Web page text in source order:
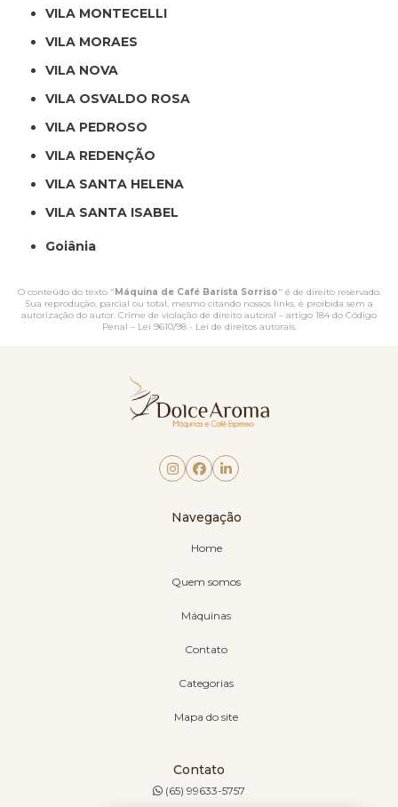
VILA MONTECELLI
VILA MORAES
VILA NOVA
VILA OSVALDO ROSA
VILA PEDROSO
VILA REDENÇÃO
VILA SANTA HELENA
VILA SANTA ISABEL
Goiânia
O conteúdo do texto " Máquina de Café Barista Sorriso" é de direito reservado.
Sua reprodução, parcial ou total, mesmo citando nossos links, é proibida sem a
autorização do autor. Crime de violação de direito autoral – artigo 184 do Código
Penal – Lei 9610/98 - Lei de direitos autorais.
Navegação
Home
Quem somos
Máquinas
Contato
Categorias
Mapa do site
Contato
(65) 99633-5757